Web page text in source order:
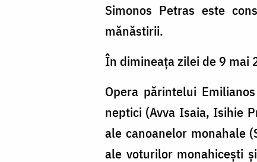
Simonos Petras este
mănăstirii.
În dimineața zilei de 9 mai
Opera părintelui
neptici (Avva Isaia, Isihie
ale canoanelor monahale
ale voturilor monahiceşti